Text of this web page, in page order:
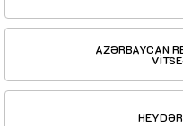
AZƏRBAYCAN